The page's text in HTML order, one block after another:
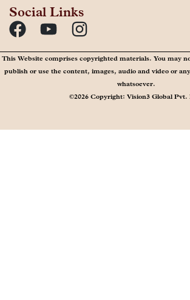
Social Links
This Website comprises copyrighted materials. You may
publish or use the content, images, audio and video or
whatsoever.
©2026 Copyright: Vision3 Global